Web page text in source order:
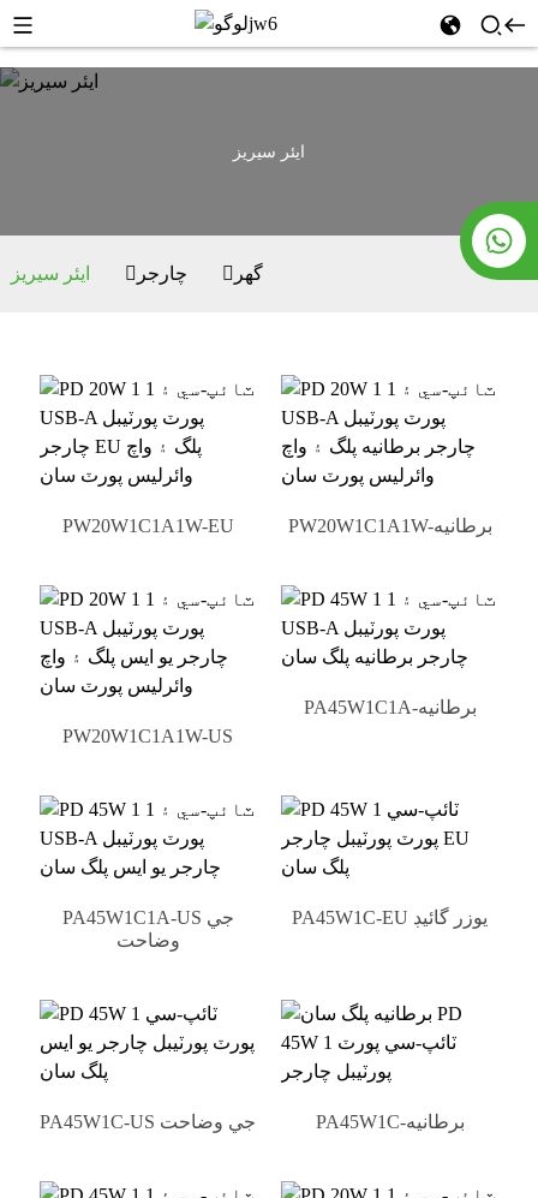
ايئر سيريز
گھر چارجر ايئر سيريز
PW20W1C1A1W-EU PW20W1C1A1W-برطانيه
PW20W1C1A1W-US
PA45W1C1A-برطانيه
PA45W1C1A-US جي
وضاحت
PA45W1C-EU يوزر گائيڊ
PA45W1C-US جي وضاحت PA45W1C-برطانيه